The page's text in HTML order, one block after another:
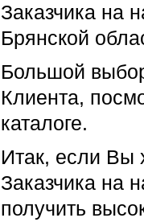
Заказчика на
Брянской
Большой
Клиента,
каталоге.
Итак, если Вы
Заказчика на
получить